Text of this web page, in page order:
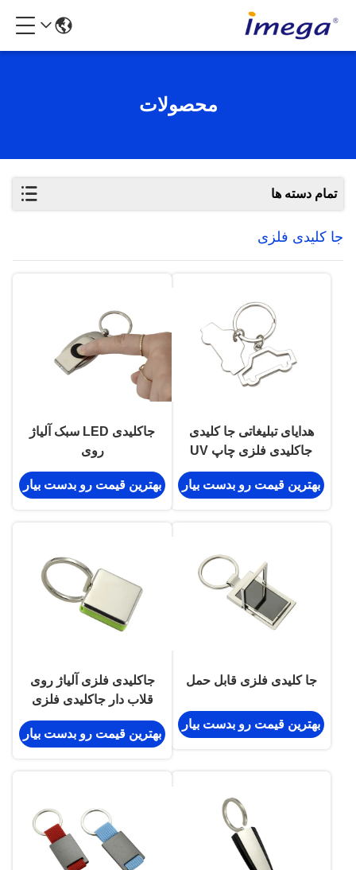
محصولات
تمام دسته ها
جا کلیدی فلزی
هدایای تبلیغاتی جا کلیدی
جاکلیدی فلزی چاپ UV
به ضخامت 3 میلی متر
بهترین قیمت رو بدست بیار
جاکلیدی LED سبک آلیاژ
روی
بهترین قیمت رو بدست بیار
جا کلیدی فلزی قابل حمل
بهترین قیمت رو بدست بیار
جاکلیدی فلزی آلیاژ روی
قلاب دار جاکلیدی فلزی
حکاکی شده ضد زنگ
بهترین قیمت رو بدست بیار